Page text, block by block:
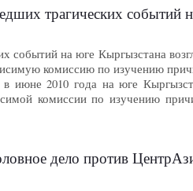
юге Кыргызстана возглавит финн
на юге Кыргызстана
комиссию по изучению
июне 2010 года на юге
комиссии по изучению
дело против